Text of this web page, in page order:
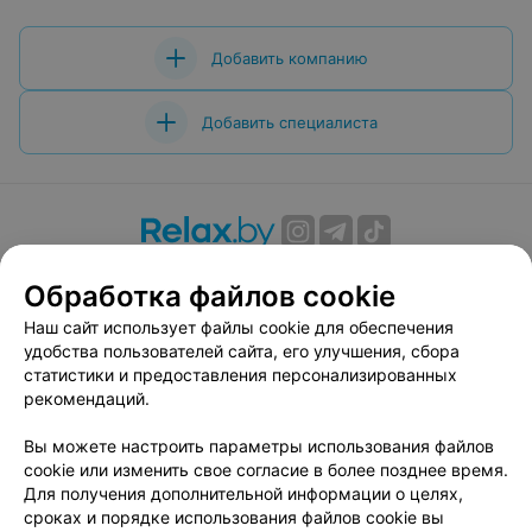
Добавить компанию
Добавить специалиста
Вакансии
Публичный договор
Способы оплаты
Публичный договор по использованию сервиса
«Афиша»
Пользовательское соглашение
Связаться по вопросам сотрудничества
Написать руководителю relax.by
Персональные настройки cookie
Обработка файлов cookie
Наш сайт использует файлы cookie для обеспечения
удобства пользователей сайта, его улучшения, сбора
статистики и предоставления персонализированных
рекомендаций.
Вы можете настроить параметры использования файлов
cookie или изменить свое согласие в более позднее время.
Для получения дополнительной информации о целях,
сроках и порядке использования файлов cookie вы